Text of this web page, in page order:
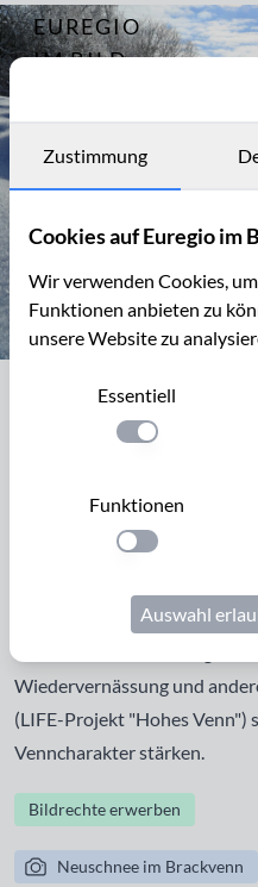
EUREGIO
IM BILD
Archiv
Kontakt
Archiv
12254
Brackvenn
Das nördliche
Monschau nach Eupen
Lithalsen (früher: Palsen)
historischer Grenz- und
Wiedervernässung und
(LIFE-Projekt "Hohes Venn")
Venncharakter stärken.
Bildrechte erwerben
Neuschnee im Brackvenn
Zustimmung
Cookies auf Euregio im
Wir verwenden Cookies,
Funktionen anbieten zu
unsere Website zu
Essentiell
Einstellung
Funktionen
Einstellung
Auswahl